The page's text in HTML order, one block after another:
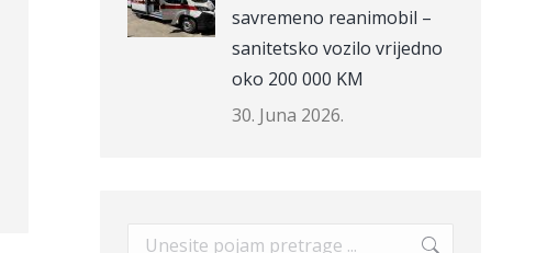
savremeno reanimobil –
sanitetsko vozilo vrijedno
oko 200 000 KM
30. Juna 2026.
Search: